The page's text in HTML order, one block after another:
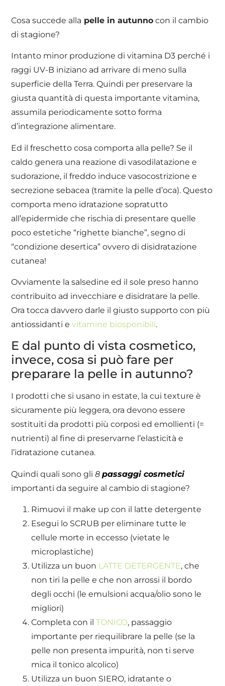
Cosa succede alla pelle in autunno con il cambio
di stagione?
Intanto minor produzione di vitamina D3 perché i
raggi UV-B iniziano ad arrivare di meno sulla
superficie della Terra. Quindi per preservare la
giusta quantità di questa importante vitamina,
assumila periodicamente sotto forma
d’integrazione alimentare.
Ed il freschetto cosa comporta alla pelle? Se il
caldo genera una reazione di vasodilatazione e
sudorazione, il freddo induce vasocostrizione e
secrezione sebacea (tramite la pelle d’oca). Questo
comporta meno idratazione sopratutto
all’epidermide che rischia di presentare quelle
poco estetiche “righette bianche”, segno di
“condizione desertica” ovvero di disidratazione
cutanea!
Ovviamente la salsedine ed il sole preso hanno
contribuito ad invecchiare e disidratare la pelle.
Ora tocca davvero darle il giusto supporto con più
antiossidanti evitamine biosponibili.
E dal punto di vista cosmetico,
invece, cosa si può fare per
preparare la pelle in autunno?
I prodotti che si usano in estate, la cui texture è
sicuramente più leggera, ora devono essere
sostituiti da prodotti più corposi ed emollienti (=
nutrienti) al fine di preservarne l’elasticità e
l’idratazione cutanea.
Quindi quali sono gli8passaggi cosmetici
importanti da seguire al cambio di stagione?
Rimuovi il make up con il latte detergente
Esegui lo SCRUB per eliminare tutte le
cellule morte in eccesso (vietate le
microplastiche)
Utilizza un buon LATTE DETERGENTE, che
non tiri la pelle e che non arrossi il bordo
degli occhi (le emulsioni acqua/olio sono le
migliori)
Completa con ilTONICO, passaggio
importante per riequilibrare la pelle (se la
pelle non presenta impurità, non ti serve
mica il tonico alcolico)
Utilizza un buon SIERO, idratante o